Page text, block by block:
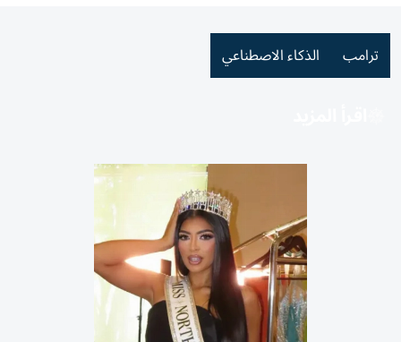
ترامب الذكاء الاصطناعي